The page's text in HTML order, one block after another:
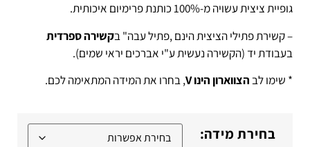
גופיית ציצית עשויה מ-100% כותנת פרימיום איכותית.
– קשירת פתילי הציצית הינם ,פתיל עבה" בקשירה ספרדית
בעבודת יד (הקשירה נעשית ע"י אברכים יראי שמים).
* שימו לבהצווארון הינו V , בחרו את המידה המתאימה לכם.
בחירת מידה: